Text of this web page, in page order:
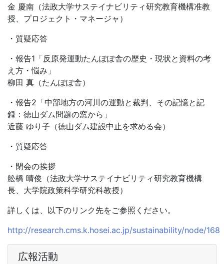
金 慶南（法政大学サステイナビリティ研究教育機構准教
授、プロジェクト・マネージャ）
・質疑応答
・報告1「反原発運動たんぽぽ舎の歴史・現状と資料の考
え方・悩み」
柳田 真（たんぽぽ舎）
・報告2「中部地方の河川の運動と裁判、その記憶と記
録：徳山ダム問題の窓から」
近藤 ゆり子（徳山ダム建設中止を求める会）
・質疑応答
・閉会の挨拶
舩橋 晴俊（法政大学サステイナビリティ研究教育機構
長、大学院政策科学研究科教授）
詳しくは、以下のリンク先をご参照ください。
http://research.cms.k.hosei.ac.jp/sustainability/node/168
広報活動